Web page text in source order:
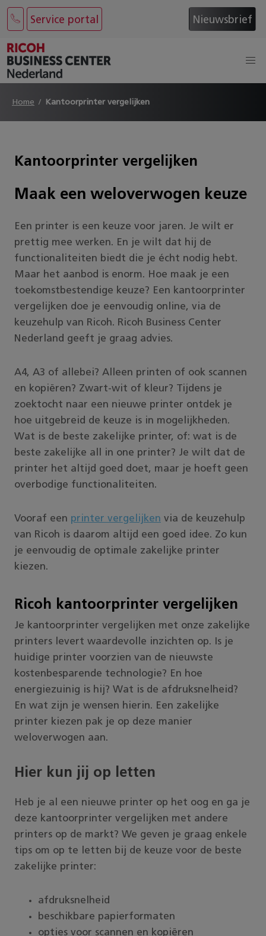
Service portal Nieuwsbrief
Home Kantoorprinter vergelijken
Kantoorprinter vergelijken
Maak een weloverwogen keuze
Een printer is een keuze voor jaren. Je wilt er
prettig mee werken. En je wilt dat hij de
functionaliteiten biedt die je écht nodig hebt.
Maar het aanbod is enorm. Hoe maak je een
toekomstbestendige keuze? Een kantoorprinter
vergelijken doe je eenvoudig online, via de
keuzehulp van Ricoh. Ricoh Business Center
Nederland geeft je graag advies.
A4, A3 of allebei? Alleen printen of ook scannen
en kopiëren? Zwart-wit of kleur? Tijdens je
zoektocht naar een nieuwe printer ontdek je
hoe uitgebreid de keuze is in mogelijkheden.
Wat is de beste zakelijke printer, of: wat is de
beste zakelijke all in one printer? Je wilt dat de
printer het altijd goed doet, maar je hoeft geen
overbodige functionaliteiten.
Vooraf een printer vergelijken via de keuzehulp
van Ricoh is daarom altijd een goed idee. Zo kun
je eenvoudig de optimale zakelijke printer
kiezen.
Ricoh kantoorprinter vergelijken
Je kantoorprinter vergelijken met onze zakelijke
printers levert waardevolle inzichten op. Is je
huidige printer voorzien van de nieuwste
kostenbesparende technologie? En hoe
energiezuinig is hij? Wat is de afdruksnelheid?
En wat zijn je wensen hierin. Een zakelijke
printer kiezen pak je op deze manier
weloverwogen aan.
Hier kun jij op letten
Heb je al een nieuwe printer op het oog en ga je
deze kantoorprinter vergelijken met andere
printers op de markt? We geven je graag enkele
tips om op te letten bij de keuze voor de beste
zakelijke printer:
afdruksnelheid
beschikbare papierformaten
opties voor scannen en kopiëren